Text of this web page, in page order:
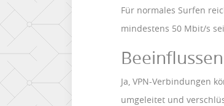
Für normales Surfen
mindestens 50 Mbit/s
Ja, VPN-Verbindungen
umgeleitet und